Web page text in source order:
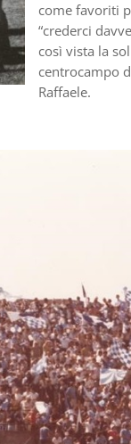
come favoriti
“crederci
così vista la
centrocampo
Raffaele.